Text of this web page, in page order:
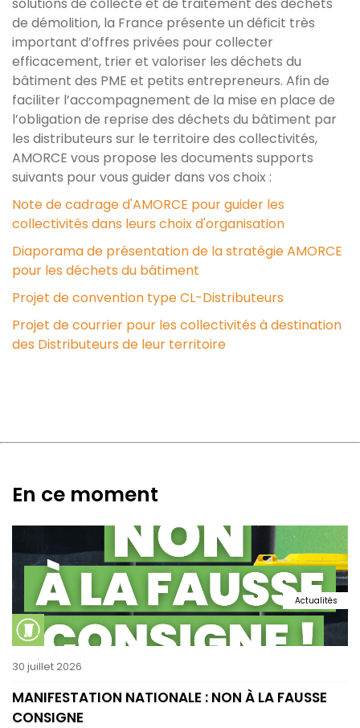
de démolition, la France présente un déficit très
important d’offres privées pour collecter
efficacement, trier et valoriser les déchets du
bâtiment des PME et petits entrepreneurs. Afin de
faciliter l’accompagnement de la mise en place de
l’obligation de reprise des déchets du bâtiment par
les distributeurs sur le territoire des collectivités,
AMORCE vous propose les documents supports
suivants pour vous guider dans vos choix :
Note de cadrage d'AMORCE pour guider les
collectivités dans leurs choix d'organisation
Diaporama de présentation de la stratégie AMORCE
pour les déchets du bâtiment
Projet de convention type CL-Distributeurs
Projet de courrier pour les collectivités à destination
des Distributeurs de leur territoire
En ce moment
Actualités
30 juillet 2026
MANIFESTATION NATIONALE : NON À LA FAUSSE
CONSIGNE